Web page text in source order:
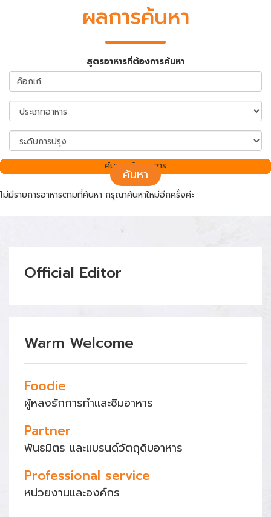
ผลการค้นหา
สูตรอาหารที่ต้องการค้นหา
ค้นหา
ไม่มีรายการอาหารตามที่ค้นหา กรุณาค้นหาใหม่อีกครั้งค่ะ
ค้นพบ 0 รายการ
Official Editor
Warm Welcome
Foodie
ผู้หลงรักการทำและชิมอาหาร
Partner
พันธมิตร และแบรนด์วัตถุดิบอาหาร
Professional service
หน่วยงานและองค์กร